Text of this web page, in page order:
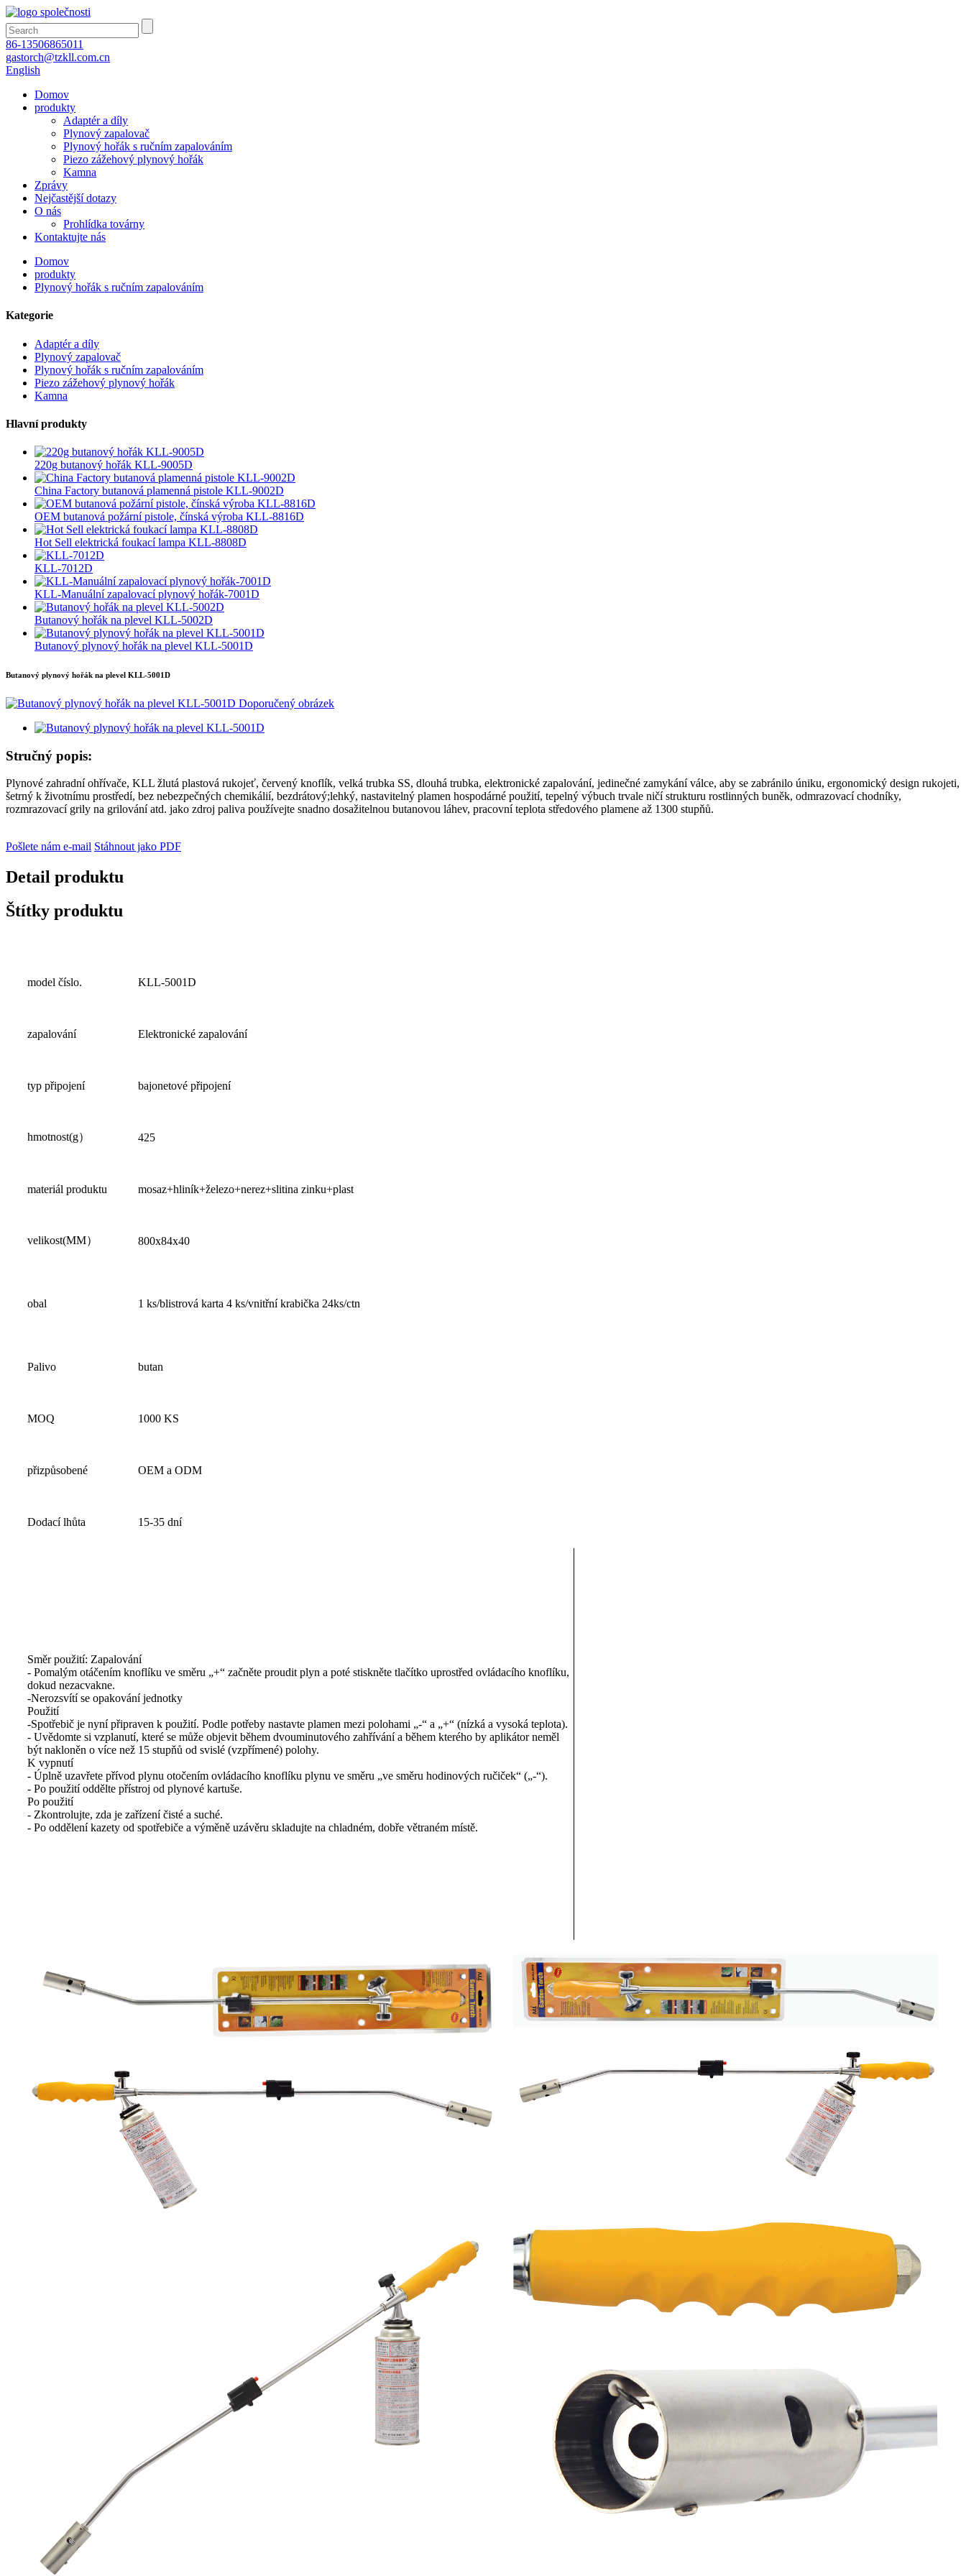
86-13506865011
gastorch@tzkll.com.cn
English
Domov
produkty
Adaptér a díly
Plynový zapalovač
Plynový hořák s ručním zapalováním
Piezo zážehový plynový hořák
Kamna
Zprávy
Nejčastější dotazy
O nás
Prohlídka továrny
Kontaktujte nás
Domov
produkty
Plynový hořák s ručním zapalováním
Kategorie
Adaptér a díly
Plynový zapalovač
Plynový hořák s ručním zapalováním
Piezo zážehový plynový hořák
Kamna
Hlavní produkty
220g butanový hořák KLL-9005D
China Factory butanová plamenná pistole KLL-9002D
OEM butanová požární pistole, čínská výroba KLL-8816D
Hot Sell elektrická foukací lampa KLL-8808D
KLL-7012D
KLL-Manuální zapalovací plynový hořák-7001D
Butanový hořák na plevel KLL-5002D
Butanový plynový hořák na plevel KLL-5001D
Butanový plynový hořák na plevel KLL-5001D
Stručný popis:
Plynové zahradní ohřívače, KLL žlutá plastová rukojeť, červený knoflík, velká trubka SS, dlouhá trubka, elektronické zapalování, jedinečné zamykání válce, aby se zabránilo úniku, ergonomický design rukojeti,
šetrný k životnímu prostředí, bez nebezpečných chemikálií, bezdrátový;lehký, nastavitelný plamen hospodárné použití, tepelný výbuch trvale ničí strukturu rostlinných buněk, odmrazovací chodníky,
rozmrazovací grily na grilování atd. jako zdroj paliva používejte snadno dosažitelnou butanovou láhev, pracovní teplota středového plamene až 1300 stupňů.
Pošlete nám e-mail Stáhnout jako PDF
Detail produktu
Štítky produktu
model číslo. KLL-5001D
zapalování Elektronické zapalování
typ připojení bajonetové připojení
hmotnost(g） 425
materiál produktu mosaz+hliník+železo+nerez+slitina zinku+plast
velikost(MM） 800x84x40
obal 1 ks/blistrová karta 4 ks/vnitřní krabička 24ks/ctn
Palivo butan
MOQ 1000 KS
přizpůsobené OEM a ODM
Dodací lhůta 15-35 dní
Směr použití: Zapalování
- Pomalým otáčením knoflíku ve směru „+“ začněte proudit plyn a poté stiskněte tlačítko uprostřed ovládacího knoflíku,
dokud nezacvakne.
-Nerozsvítí se opakování jednotky
Použití
-Spotřebič je nyní připraven k použití. Podle potřeby nastavte plamen mezi polohami „-“ a „+“ (nízká a vysoká teplota).
- Uvědomte si vzplanutí, které se může objevit během dvouminutového zahřívání a během kterého by aplikátor neměl
být nakloněn o více než 15 stupňů od svislé (vzpřímené) polohy.
K vypnutí
- Úplně uzavřete přívod plynu otočením ovládacího knoflíku plynu ve směru „ve směru hodinových ručiček“ („-“).
- Po použití oddělte přístroj od plynové kartuše.
Po použití
- Zkontrolujte, zda je zařízení čisté a suché.
- Po oddělení kazety od spotřebiče a výměně uzávěru skladujte na chladném, dobře větraném místě.